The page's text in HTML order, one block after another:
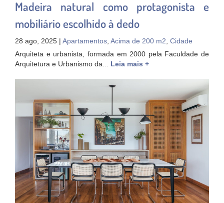
Madeira natural como protagonista e
mobiliário escolhido à dedo
28 ago, 2025 | Apartamentos, Acima de 200 m2, Cidade
Arquiteta e urbanista, formada em 2000 pela Faculdade de
Arquitetura e Urbanismo da... Leia mais +